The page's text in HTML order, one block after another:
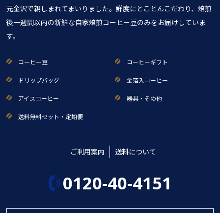
元金沢で親しまれてまいりました。鮮度にとことんこだわり、焙煎
後一週間以内の新鮮な自家焙煎コーヒー豆のみをお届けしていま
す。
コーヒー豆 コーヒーギフト
ドリップバッグ 金箔入コーヒー
アイスコーヒー 器具・その他
送料無料セット・定期便
ご利用案内 送料について
0120-40-4151